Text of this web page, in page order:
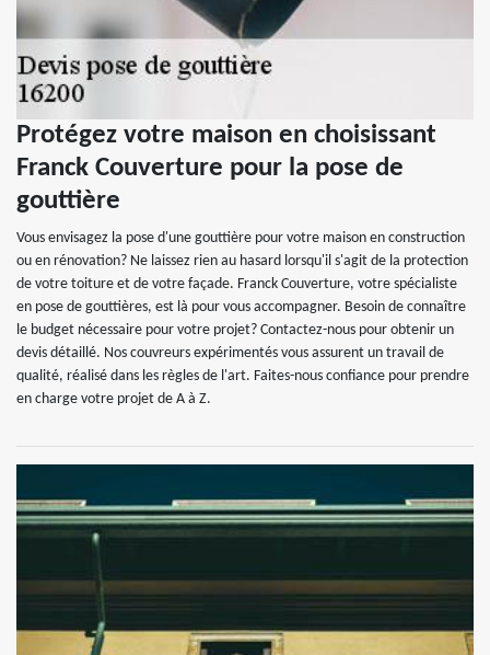
Protégez votre maison en choisissant
Franck Couverture pour la pose de
gouttière
Vous envisagez la pose d'une gouttière pour votre maison en construction
ou en rénovation? Ne laissez rien au hasard lorsqu'il s'agit de la protection
de votre toiture et de votre façade. Franck Couverture, votre spécialiste
en pose de gouttières, est là pour vous accompagner. Besoin de connaître
le budget nécessaire pour votre projet? Contactez-nous pour obtenir un
devis détaillé. Nos couvreurs expérimentés vous assurent un travail de
qualité, réalisé dans les règles de l'art. Faites-nous confiance pour prendre
en charge votre projet de A à Z.